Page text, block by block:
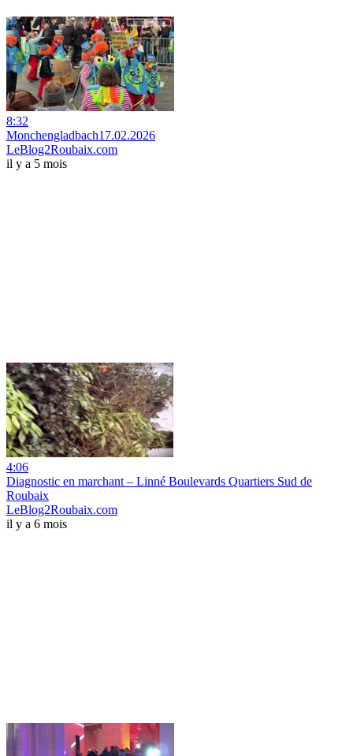
8:32
Monchengladbach17.02.2026
LeBlog2Roubaix.com
il y a 5 mois
4:06
Diagnostic en marchant – Linné Boulevards Quartiers Sud de
Roubaix
LeBlog2Roubaix.com
il y a 6 mois